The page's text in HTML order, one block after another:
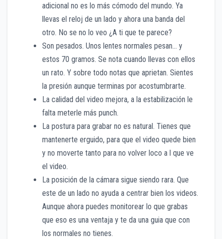
adicional no es lo más cómodo del mundo. Ya
llevas el reloj de un lado y ahora una banda del
otro. No se no lo veo ¿A ti que te parece?
Son pesados. Unos lentes normales pesan… y
estos 70 gramos. Se nota cuando llevas con ellos
un rato. Y sobre todo notas que aprietan. Sientes
la presión aunque terminas por acostumbrarte.
La calidad del video mejora, a la estabilización le
falta meterle más punch.
La postura para grabar no es natural. Tienes que
mantenerte erguido, para que el video quede bien
y no moverte tanto para no volver loco a l que ve
el video.
La posición de la cámara sigue siendo rara. Que
este de un lado no ayuda a centrar bien los videos.
Aunque ahora puedes monitorear lo que grabas
que eso es una ventaja y te da una guia que con
los normales no tienes.